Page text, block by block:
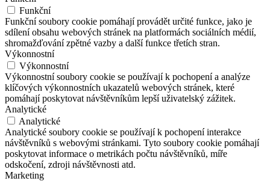
Funkční
Funkční soubory cookie pomáhají provádět určité funkce, jako je
sdílení obsahu webových stránek na platformách sociálních médií,
shromažďování zpětné vazby a další funkce třetích stran.
Výkonnostní
Výkonnostní
Výkonnostní soubory cookie se používají k pochopení a analýze
klíčových výkonnostních ukazatelů webových stránek, které
pomáhají poskytovat návštěvníkům lepší uživatelský zážitek.
Analytické
Analytické
Analytické soubory cookie se používají k pochopení interakce
návštěvníků s webovými stránkami. Tyto soubory cookie pomáhají
poskytovat informace o metrikách počtu návštěvníků, míře
odskočení, zdroji návštěvnosti atd.
Marketing